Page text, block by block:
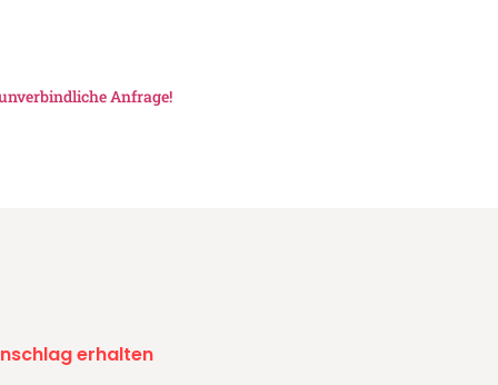
Anfrage!
erhalten